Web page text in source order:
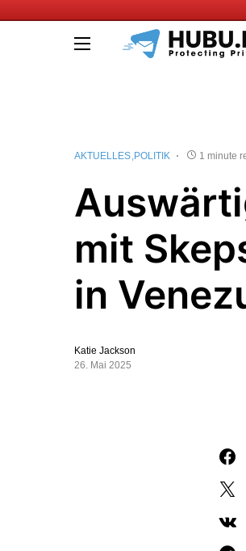
AKTUELLES POLITIK 1 minute
mit
in
Katie Jackson
26. Mai 2025